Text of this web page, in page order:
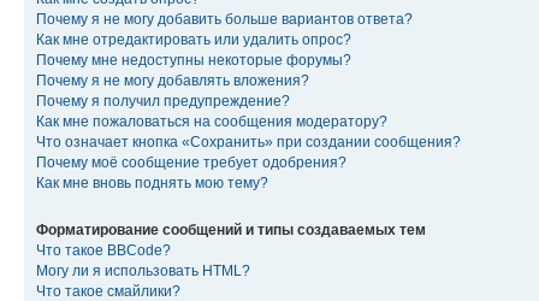
Почему я не могу добавить больше вариантов ответа?
Как мне отредактировать или удалить опрос?
Почему мне недоступны некоторые форумы?
Почему я не могу добавлять вложения?
Почему я получил предупреждение?
Как мне пожаловаться на сообщения модератору?
Что означает кнопка «Сохранить» при создании сообщения?
Почему моё сообщение требует одобрения?
Как мне вновь поднять мою тему?
Форматирование сообщений и типы создаваемых тем
Что такое BBCode?
Могу ли я использовать HTML?
Что такое смайлики?